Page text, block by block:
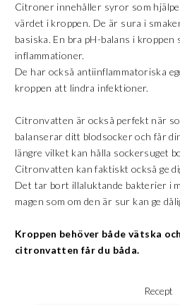
Citroner innehåller syror som
värdet i kroppen. De är sura i
basiska. En bra pH-balans i kroppen
inflammationer.
De har också antiinflammatoriska
kroppen att lindra infektioner.
Citronvatten är också perfekt när
balanserar ditt blodsocker och får
längre vilket kan hålla sockersuget
Citronvatten kan faktiskt också ge
Det tar bort illaluktande bakterier i
magen som om den är sur kan ge
Kroppen behöver både vätska
citronvatten får du båda.
Recept